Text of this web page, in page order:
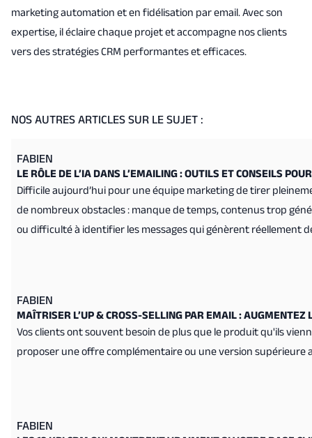
marketing automation et en fidélisation par email. Avec son
expertise, il éclaire chaque projet et accompagne nos clients
vers des stratégies CRM performantes et efficaces.
NOS AUTRES ARTICLES SUR LE SUJET :
FABIEN
LE RÔLE DE L’IA DANS L’EMAILING : OUTILS ET CONSEILS
Difficile aujourd’hui pour une équipe marketing de tirer
de nombreux obstacles : manque de temps, contenus trop
ou difficulté à identifier les messages qui génèrent réellement
FABIEN
MAÎTRISER L’UP & CROSS-SELLING PAR EMAIL : AUGMENTEZ
Vos clients ont souvent besoin de plus que le produit qu'ils
proposer une offre complémentaire ou une version supérieure
FABIEN